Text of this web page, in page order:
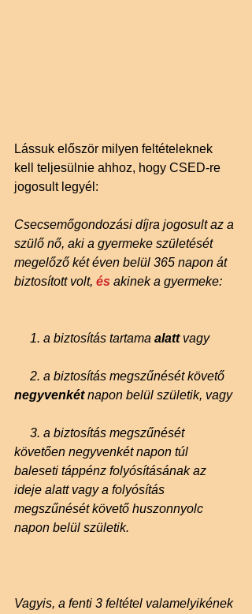
Lássuk először milyen feltételeknek
kell teljesülnie ahhoz, hogy CSED-re
jogosult legyél:
Csecsemőgondozási díjra jogosult az a
szülő nő, aki a gyermeke születését
megelőző két éven belül 365 napon át
biztosított volt, és akinek a gyermeke:
     1. a biztosítás tartama
alatt vagy
     2. a biztosítás megszűnését követő
negyvenkét napon belül születik, vagy
követően negyvenkét napon túl
baleseti táppénz folyósításának az
ideje alatt vagy a folyósítás
megszűnését követő huszonnyolc
napon belül születik.
Vagyis, a fenti 3 feltétel valamelyikének